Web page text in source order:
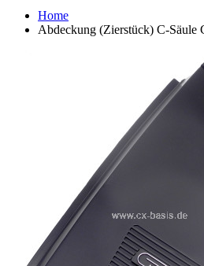
Home
Abdeckung (Zierstück) C-